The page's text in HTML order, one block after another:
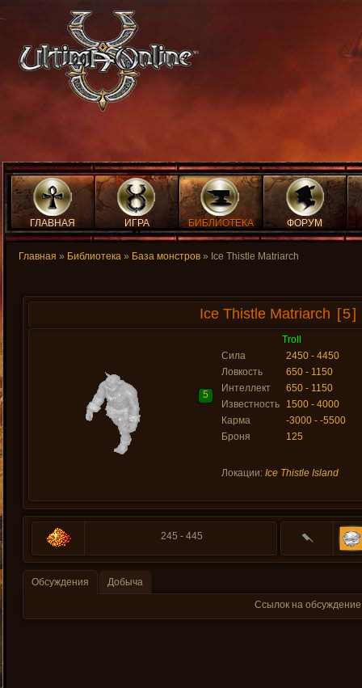
ГЛАВНАЯ ИГРА БИБЛИОТЕКА ФОРУМ
Главная » Библиотека » База монстров » Ice Thistle Matriarch
Ice Thistle Matriarch [5]
5
Troll
Сила
2450 - 4450
Ловкость
650 - 1150
Интеллект
650 - 1150
Известность
1500 - 4000
Карма
-3000 - -5500
Броня
125
Локации: Ice Thistle Island
245 - 445
Обсуждения
Добыча
Ссылок на